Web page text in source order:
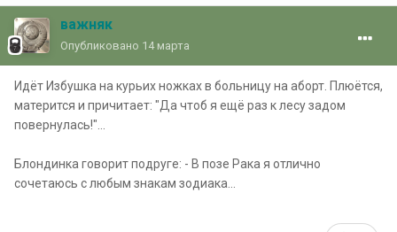
важняк
Опубликовано 14 марта
Идёт Избушка на курьих ножках в больницу на аборт. Плюётся,
матерится и причитает: "Да чтоб я ещё раз к лесу задом
повернулась!"...
Блондинка говорит подруге: - В позе Рака я отлично
сочетаюсь с любым знакам зодиака...